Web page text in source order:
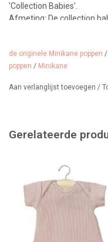
'Collection Babies'.
Afmeting: De çollection
ontworpen.
de originele Minikane poppen /
poppen / Minikane
Aan verlanglijst toevoegen /
Gerelateerde